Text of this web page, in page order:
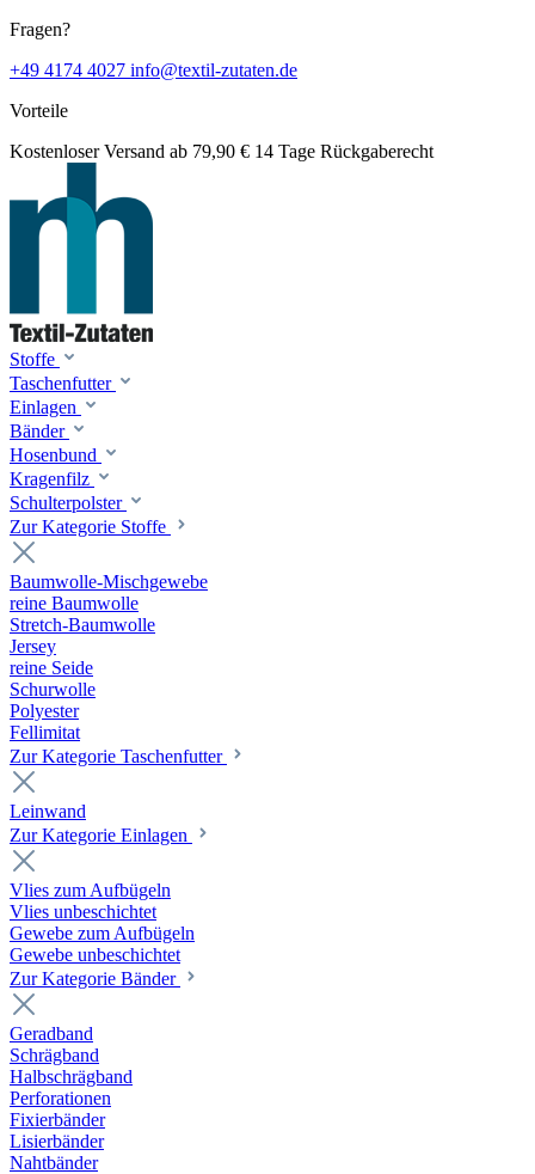
Fragen?
+49 4174 4027 info@textil-zutaten.de
Vorteile
Kostenloser Versand ab 79,90 € 14 Tage Rückgaberecht
Stoffe
Taschenfutter
Einlagen
Bänder
Hosenbund
Kragenfilz
Schulterpolster
Zur Kategorie Stoffe
Baumwolle-Mischgewebe
reine Baumwolle
Stretch-Baumwolle
Jersey
reine Seide
Schurwolle
Polyester
Fellimitat
Zur Kategorie Taschenfutter
Leinwand
Zur Kategorie Einlagen
Vlies zum Aufbügeln
Vlies unbeschichtet
Gewebe zum Aufbügeln
Gewebe unbeschichtet
Zur Kategorie Bänder
Geradband
Schrägband
Halbschrägband
Perforationen
Fixierbänder
Lisierbänder
Nahtbänder